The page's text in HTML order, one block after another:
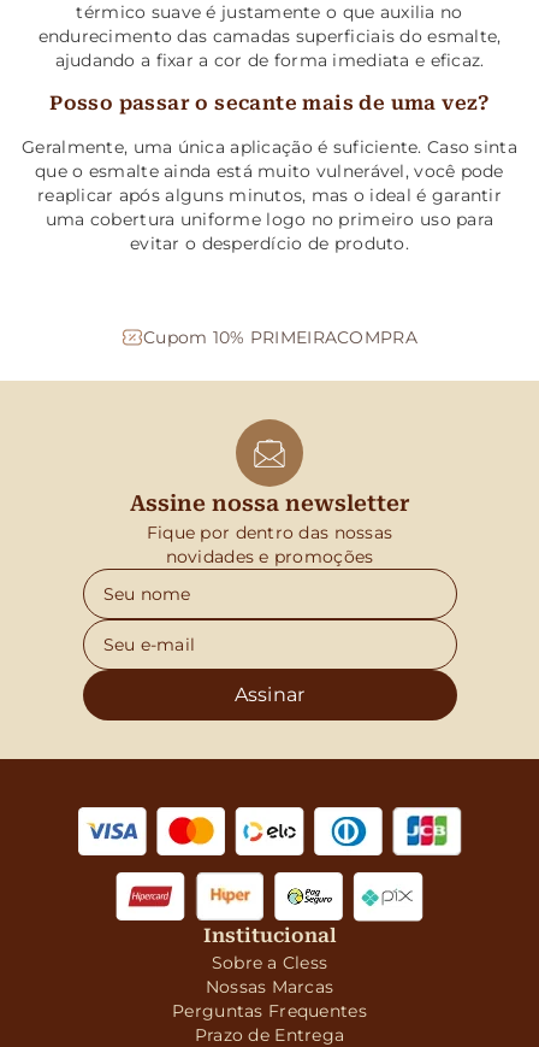
térmico suave é justamente o que auxilia no
endurecimento das camadas superficiais do esmalte,
ajudando a fixar a cor de forma imediata e eficaz.
Posso passar o secante mais de uma vez?
Geralmente, uma única aplicação é suficiente. Caso sinta
que o esmalte ainda está muito vulnerável, você pode
reaplicar após alguns minutos, mas o ideal é garantir
uma cobertura uniforme logo no primeiro uso para
evitar o desperdício de produto.
Cupom 10% PRIMEIRACOMPRA
Assine nossa newsletter
Fique por dentro das nossas
novidades e promoções
Assinar
Institucional
Sobre a Cless
Nossas Marcas
Perguntas Frequentes
Prazo de Entrega